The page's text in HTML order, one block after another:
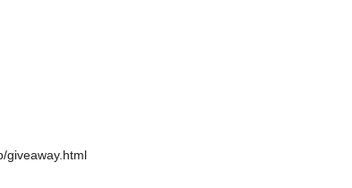
giveaway.html